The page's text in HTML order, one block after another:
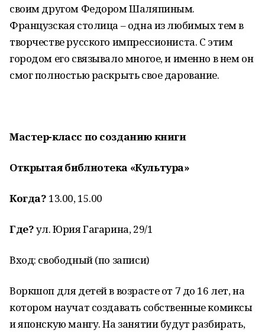
своим другом Федором Шаляпиным.
Французская столица – одна из любимых тем в
творчестве русского импрессиониста. С этим
городом его связывало многое, и именно в нем он
смог полностью раскрыть свое дарование.
Мастер-класс по созданию книги
Открытая библиотека «Культура»
Когда? 13.00, 15.00
Где?ул. Юрия Гагарина, 29/1
Вход: свободный (по записи)
Воркшоп для детей в возрасте от 7 до 16 лет, на
котором научат создавать собственные комиксы
и японскую мангу. На занятии будут разбирать,